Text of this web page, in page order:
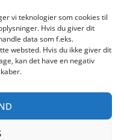
vi teknologier som cookies til
Hvis du giver dit
data som f.eks.
websted. Hvis du ikke giver dit
kan det have en negativ
shopping
Stripe
On